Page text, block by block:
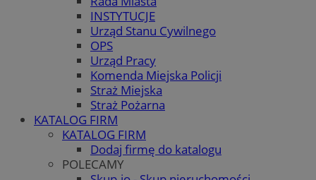
INSTYTUCJE
Urząd Stanu Cywilnego
OPS
Urząd Pracy
Komenda Miejska Policji
Straż Miejska
Straż Pożarna
KATALOG FIRM
KATALOG FIRM
Dodaj firmę do katalogu
POLECAMY